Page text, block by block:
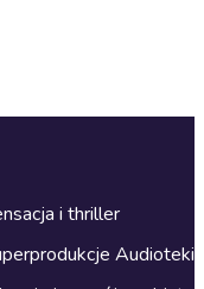
i thriller
Audioteki